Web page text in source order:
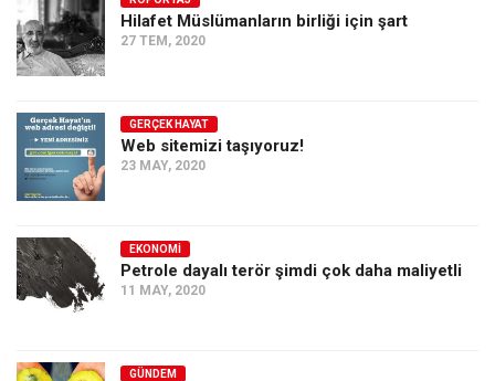
Ekonomi
Spor
Sağlık
Gıda-Beslenme
Türkiye
Siyaset
Dünya
Hilafet Müslümanların birliği için şart
27 TEM, 2020
GERÇEK HAYAT
Web sitemizi taşıyoruz!
23 MAY, 2020
EKONOMI
Petrole dayalı terör şimdi çok daha maliyetli
11 MAY, 2020
GÜNDEM